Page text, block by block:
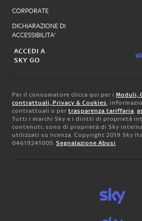
CORPORATE
DICHIARAZIONE DI
ACCESSIBILITA'
ACCEDI A
SKY GO
Per il consumatore clicca qui per i Moduli,
contrattuali, Privacy & Cookies,
contrattuali o per trasparenza tariffaria,
Tutti i marchi Sky e i diritti di proprietà
contenuti, sono di proprietà di Sky
utilizzati su licenza. Copyright 2019 Sky
04619241005. Segnalazione Abusi